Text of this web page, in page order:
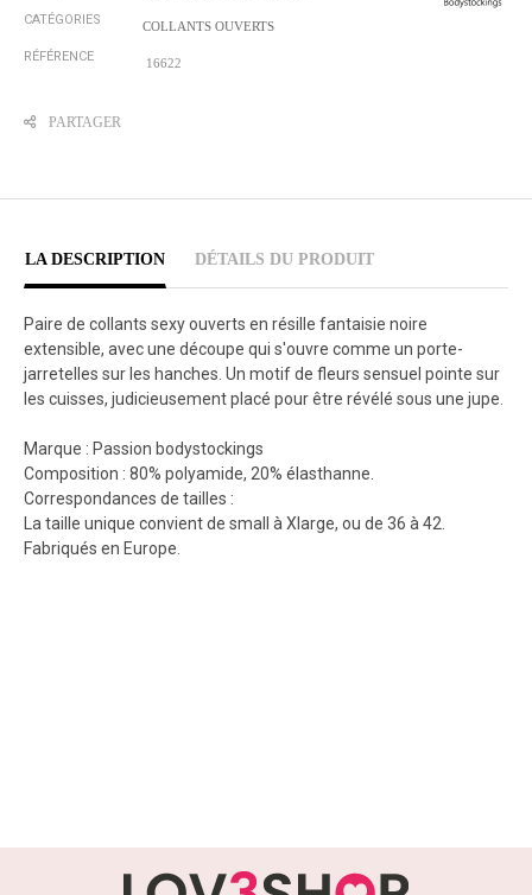
CATÉGORIES COLLANTS OUVERTS
RÉFÉRENCE 16622
PARTAGER
LA DESCRIPTION DÉTAILS DU PRODUIT
Paire de collants sexy ouverts en résille fantaisie noire
extensible, avec une découpe qui s'ouvre comme un porte-
jarretelles sur les hanches. Un motif de fleurs sensuel pointe sur
les cuisses, judicieusement placé pour être révélé sous une jupe.
Marque : Passion bodystockings
Composition : 80% polyamide, 20% élasthanne.
Correspondances de tailles :
La taille unique convient de small à Xlarge, ou de 36 à 42.
Fabriqués en Europe.